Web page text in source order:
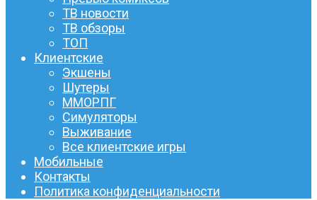
ТВ новости
ТВ обзоры
ТОП
Клиентские
Экшены
Шутеры
ММОРПГ
Симуляторы
Выживание
Все клиентские игры
Мобильные
Контакты
Политика конфиденциальности